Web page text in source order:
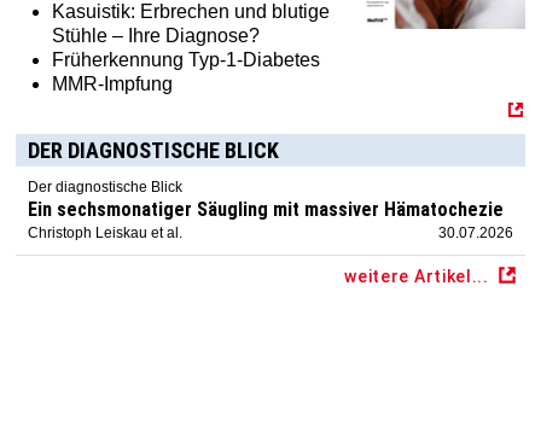
Kasuistik: Erbrechen und blutige
Stühle – Ihre Diagnose?
Früherkennung Typ-1-Diabetes
MMR-Impfung
DER DIAGNOSTISCHE BLICK
Der diagnostische Blick
Ein sechsmonatiger Säugling mit massiver Hämatochezie
Christoph Leiskau et al. 30.07.2026
weitere Artikel...